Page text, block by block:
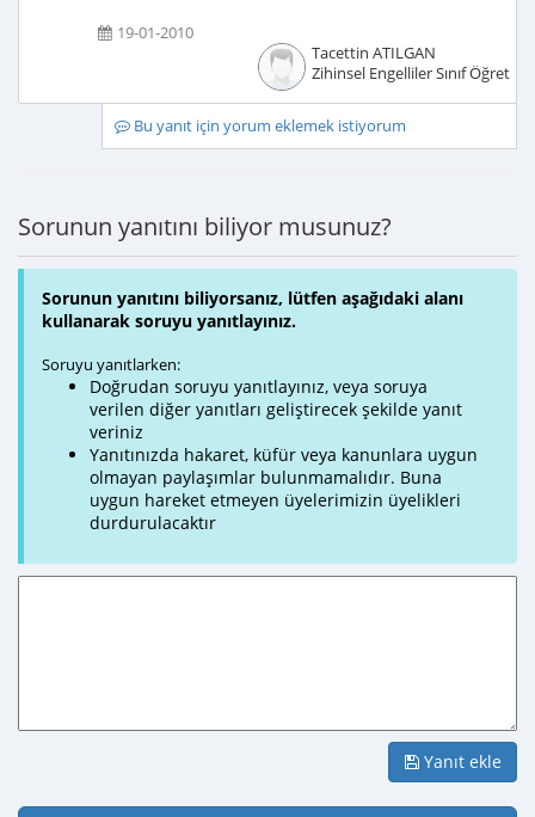
19-01-2010
Tacettin ATILGAN
Zihinsel Engelliler Sınıf
Bu yanıt için yorum eklemek istiyorum
Sorunun yanıtını biliyor musunuz?
Sorunun yanıtını biliyorsanız, lütfen aşağıdaki alanı
kullanarak soruyu yanıtlayınız.
Soruyu yanıtlarken:
Doğrudan soruyu yanıtlayınız, veya soruya
verilen diğer yanıtları geliştirecek şekilde yanıt
veriniz
Yanıtınızda hakaret, küfür veya kanunlara uygun
olmayan paylaşımlar bulunmamalıdır. Buna
uygun hareket etmeyen üyelerimizin üyelikleri
durdurulacaktır
Yanıt ekle